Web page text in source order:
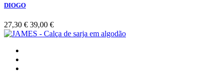
DIOGO
27,30 € 39,00 €